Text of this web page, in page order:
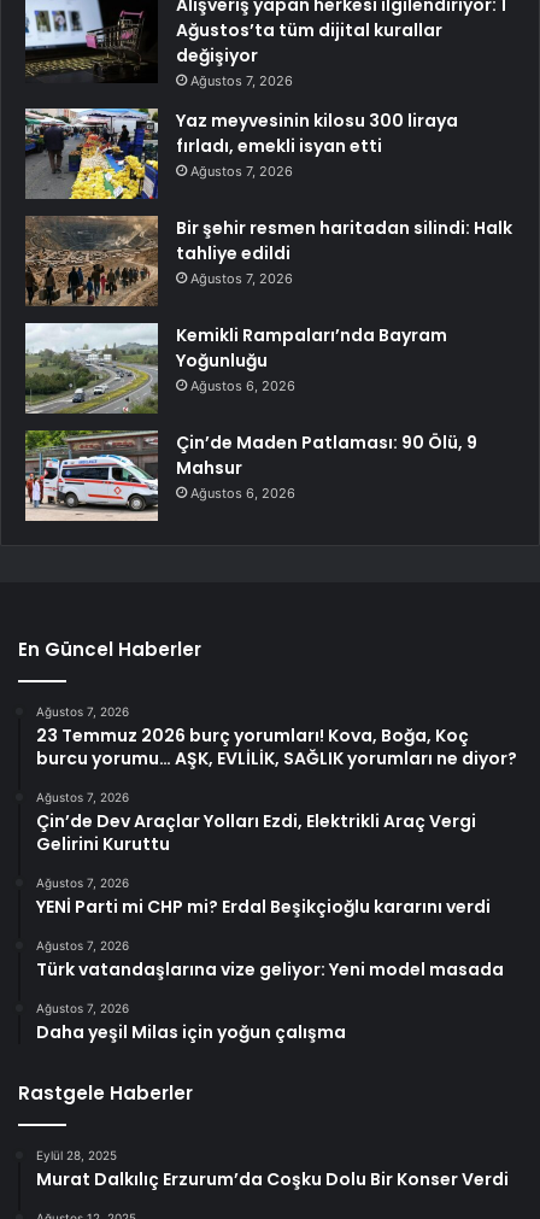
Alışveriş yapan herkesi ilgilendiriyor: 1
Ağustos’ta tüm dijital kurallar
değişiyor
Ağustos 7, 2026
Yaz meyvesinin kilosu 300 liraya
fırladı, emekli isyan etti
Ağustos 7, 2026
Bir şehir resmen haritadan silindi: Halk
tahliye edildi
Ağustos 7, 2026
Kemikli Rampaları’nda Bayram
Yoğunluğu
Ağustos 6, 2026
Çin’de Maden Patlaması: 90 Ölü, 9
Mahsur
Ağustos 6, 2026
En Güncel Haberler
Ağustos 7, 2026
23 Temmuz 2026 burç yorumları! Kova, Boğa, Koç
burcu yorumu… AŞK, EVLİLİK, SAĞLIK yorumları ne diyor?
Ağustos 7, 2026
Çin’de Dev Araçlar Yolları Ezdi, Elektrikli Araç Vergi
Gelirini Kuruttu
Ağustos 7, 2026
YENİ Parti mi CHP mi? Erdal Beşikçioğlu kararını verdi
Ağustos 7, 2026
Türk vatandaşlarına vize geliyor: Yeni model masada
Ağustos 7, 2026
Daha yeşil Milas için yoğun çalışma
Rastgele Haberler
Eylül 28, 2025
Murat Dalkılıç Erzurum’da Coşku Dolu Bir Konser Verdi